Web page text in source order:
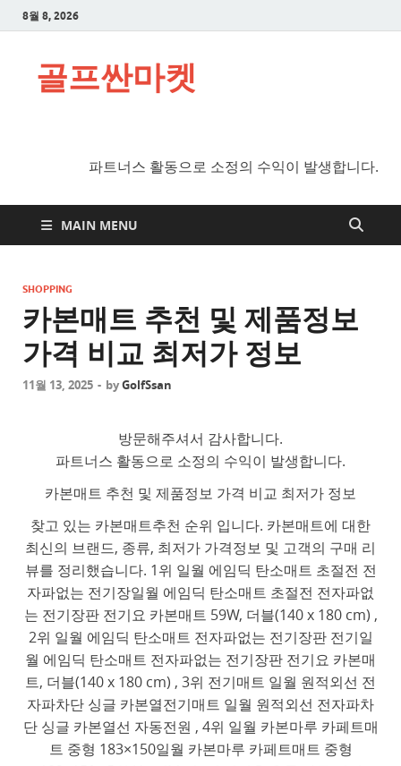
8월 8, 2026
골프싼마켓
파트너스 활동으로 소정의 수익이 발생합니다.
MAIN MENU
SHOPPING
카본매트 추천 및 제품정보
가격 비교 최저가 정보
11월 13, 2025 - byGolfSsan
방문해주셔서 감사합니다.
파트너스 활동으로 소정의 수익이 발생합니다.
카본매트 추천 및 제품정보 가격 비교 최저가 정보
찾고 있는 카본매트추천 순위 입니다. 카본매트에 대한
최신의 브랜드, 종류, 최저가 가격정보 및 고객의 구매 리
뷰를 정리했습니다. 1위 일월 에임딕 탄소매트 초절전 전
자파없는 전기장일월 에임딕 탄소매트 초절전 전자파없
는 전기장판 전기요 카본매트 59W, 더블(140 x 180 cm) ,
2위 일월 에임딕 탄소매트 전자파없는 전기장판 전기일
월 에임딕 탄소매트 전자파없는 전기장판 전기요 카본매
트, 더블(140 x 180 cm) , 3위 전기매트 일월 원적외선 전
자파차단 싱글 카본열전기매트 일월 원적외선 전자파차
단 싱글 카본열선 자동전원 , 4위 일월 카본마루 카페트매
트 중형 183×150일월 카본마루 카페트매트 중형